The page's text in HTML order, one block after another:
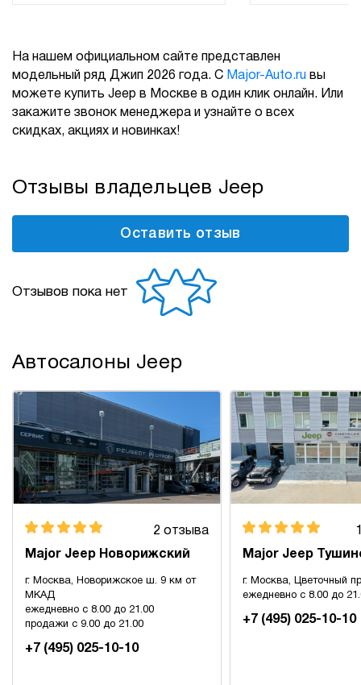
На нашем официальном сайте представлен
модельный ряд Джип 2026 года. С Major-Auto.ru вы
можете купить Jeep в Москве в один клик онлайн. Или
закажите звонок менеджера и узнайте о всех
скидках, акциях и новинках!
Отзывы владельцев Jeep
Оставить отзыв
Отзывов пока нет
Автосалоны Jeep
2 отзыва
Major Jeep Новорижский
г. Москва, Новорижское ш. 9 км от
МКАД
ежедневно с 8.00 до 21.00
продажи с 9.00 до 21.00
+7 (495) 025-10-10
Major Jeep
г. Москва, Цветочный
ежедневно с 8.00 до
+7 (495) 025-10-10